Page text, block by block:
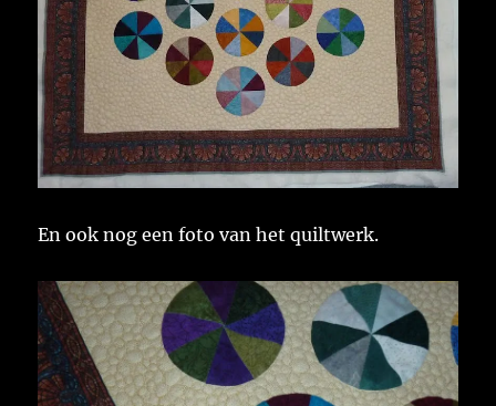
En ook nog een foto van het quiltwerk.